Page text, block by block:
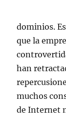
dominios.
que la
han
muchos
de Internet